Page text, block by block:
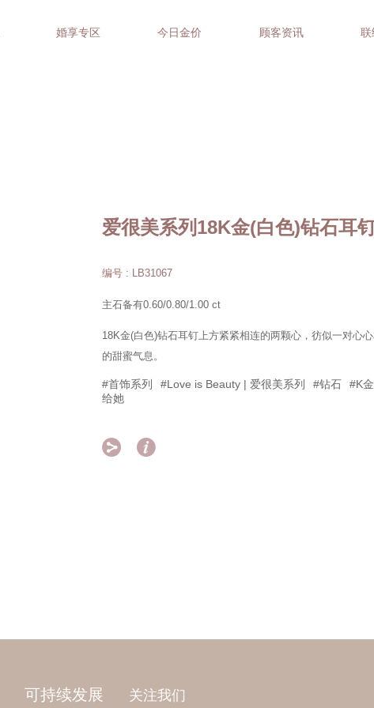
婚享专区 今日金价 顾客资讯 联
爱很美系列18K金(白色)钻石耳
编号 : LB31067
主石备有0.60/0.80/1.00 ct
18K金(白色)钻石耳钉上方紧紧相连的两颗心，彷似一对心
的甜蜜气息。
#首饰系列 #Love is Beauty | 爱很美系列 #钻石 #K金
给她
 
可持续发展 关注我们